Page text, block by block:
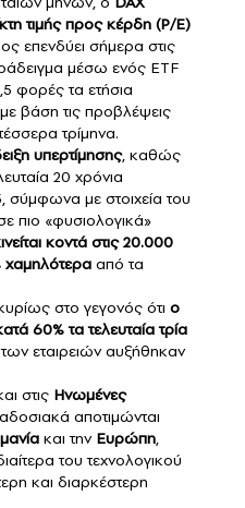
τιμής προς κέρδη (P/E)
επενδύει σήμερα στις
μέσω ενός ETF
φορές τα ετήσια
βάση τις προβλέψεις
τρίμηνα.
υπερτίμησης, καθώς
20 χρόνια
σύμφωνα με στοιχεία του
πιο «φυσιολογικά»
κοντά στις 20.000
χαμηλότερα από τα
στο γεγονός ότι ο
60% τα τελευταία τρία
εταιρειών αυξήθηκαν
στις Ηνωμένες
αποτιμώνται
και την Ευρώπη,
του τεχνολογικού
και διαρκέστερη